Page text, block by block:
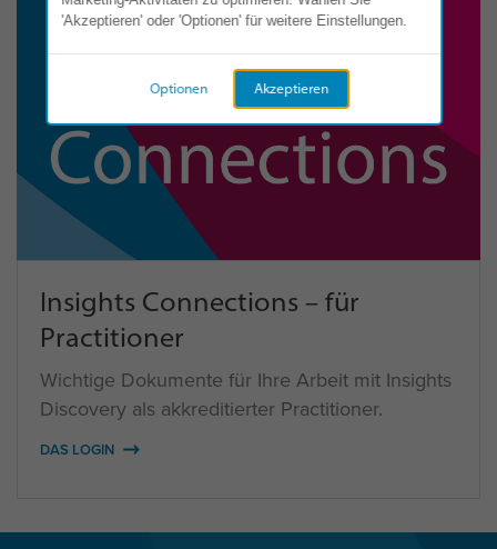
Insights Connections – für
Practitioner
Wichtige Dokumente für Ihre Arbeit mit Insights
Discovery als akkreditierter Practitioner.
DAS LOGIN
'Akzeptieren' oder 'Optionen' für weitere Einstellungen.
Akzeptieren
Optionen